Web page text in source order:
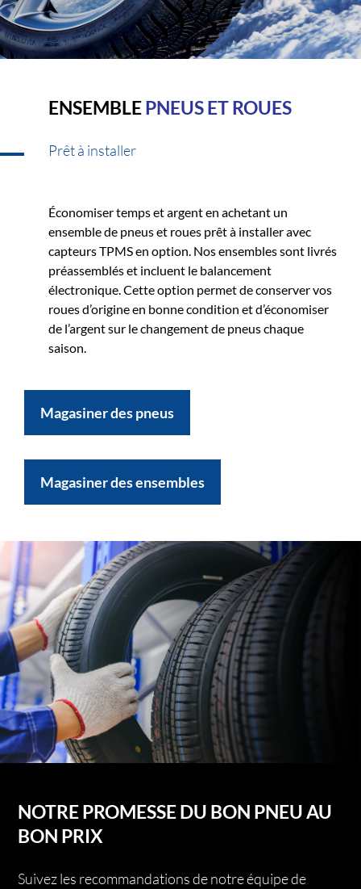
ENSEMBLEPNEUS ET ROUES
Prêt à installer
Économiser temps et argent en achetant un
ensemble de pneus et roues prêt à installer avec
capteurs TPMS en option. Nos ensembles sont livrés
préassemblés et incluent le balancement
électronique. Cette option permet de conserver vos
roues d’origine en bonne condition et d’économiser
de l’argent sur le changement de pneus chaque
saison.
Magasiner des pneus
Magasiner des ensembles
NOTRE PROMESSE DU BON PNEU AU
BON PRIX
Suivez les recommandations de notre équipe de